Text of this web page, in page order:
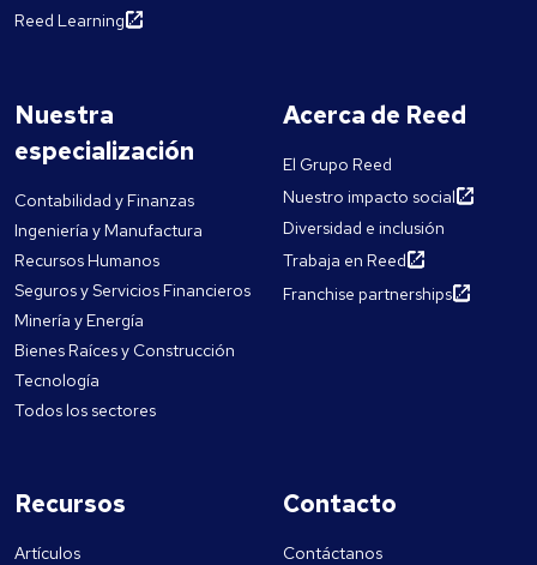
Reed Learning
Nuestra
especialización
Contabilidad y Finanzas
Ingeniería y Manufactura
Recursos Humanos
Seguros y Servicios Financieros
Minería y Energía
Bienes Raíces y Construcción
Tecnología
Todos los sectores
Acerca de Reed
El Grupo Reed
Nuestro impacto social
Diversidad e inclusión
Trabaja en Reed
Franchise partnerships
Recursos
Artículos
Contacto
Contáctanos